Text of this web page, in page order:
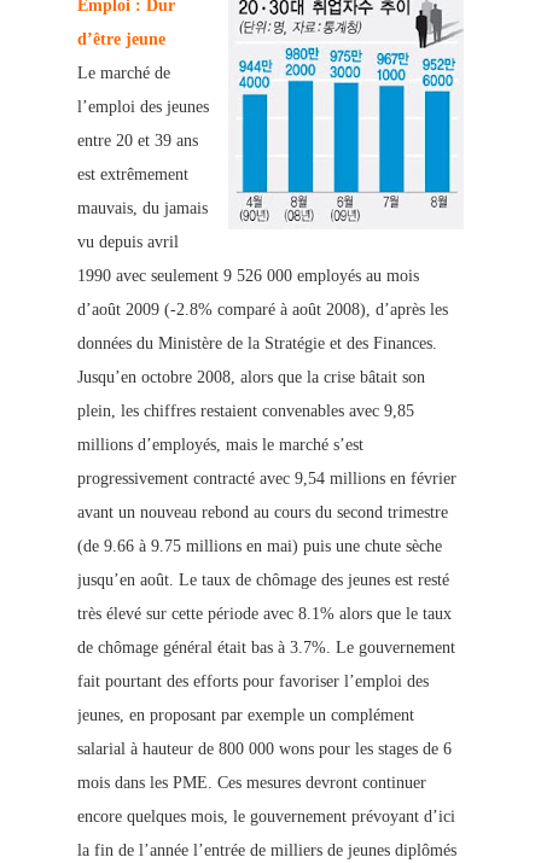
Emploi : Dur
d’être jeune
Le marché de
l’emploi des jeunes
entre 20 et 39 ans
est extrêmement
mauvais, du jamais
vu depuis avril
1990 avec seulement 9 526 000 employés au mois
d’août 2009 (-2.8% comparé à août 2008), d’après les
données du Ministère de la Stratégie et des Finances.
Jusqu’en octobre 2008, alors que la crise bâtait son
plein, les chiffres restaient convenables avec 9,85
millions d’employés, mais le marché s’est
progressivement contracté avec 9,54 millions en février
avant un nouveau rebond au cours du second trimestre
(de 9.66 à 9.75 millions en mai) puis une chute sèche
jusqu’en août. Le taux de chômage des jeunes est resté
très élevé sur cette période avec 8.1% alors que le taux
de chômage général était bas à 3.7%. Le gouvernement
fait pourtant des efforts pour favoriser l’emploi des
jeunes, en proposant par exemple un complément
salarial à hauteur de 800 000 wons pour les stages de 6
mois dans les PME. Ces mesures devront continuer
encore quelques mois, le gouvernement prévoyant d’ici
la fin de l’année l’entrée de milliers de jeunes diplômés